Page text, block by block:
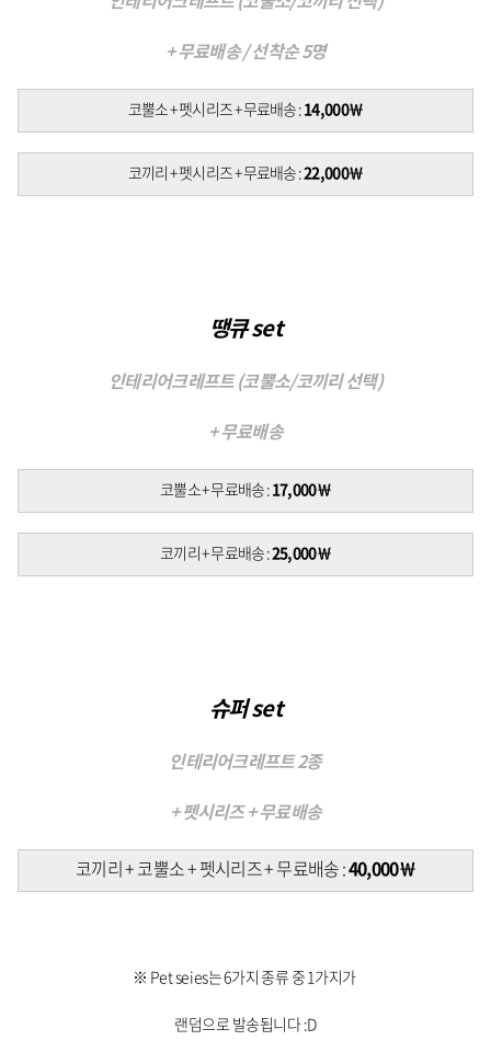
+ 무료배송 / 선착순 5명
코뿔소 + 펫시리즈 + 무료배송 :14,000￦
코끼리 + 펫시리즈 + 무료배송 :22,000￦
땡큐 set
인테리어크레프트 (코뿔소/코끼리 선택)
+ 무료배송
코뿔소 + 무료배송 :17,000￦
코끼리 + 무료배송 :25,000￦
슈퍼 set
인테리어크레프트 2종
+ 펫시리즈 + 무료배송
코끼리 + 코뿔소 +펫시리즈 + 무료배송 :40,000￦
※ Pet seies는 6가지 종류 중 1가지가
랜덤으로 발송됩니다 :D